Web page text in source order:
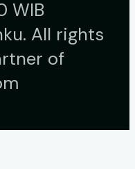
WIB
All rights
of